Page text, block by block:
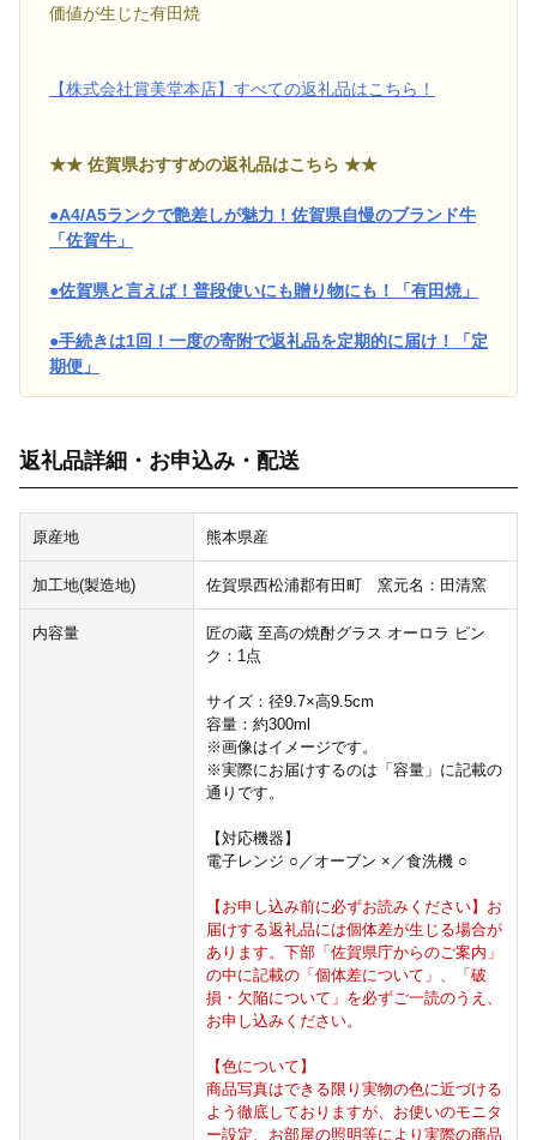
価値が生じた有田焼
【株式会社賞美堂本店】すべての返礼品はこちら！
★★ 佐賀県おすすめの返礼品はこちら ★★
●A4/A5ランクで艶差しが魅力！佐賀県自慢のブランド牛
「佐賀牛」
●佐賀県と言えば！普段使いにも贈り物にも！「有田焼」
●手続きは1回！一度の寄附で返礼品を定期的に届け！「定
期便」
返礼品詳細・お申込み・配送
原産地 熊本県産
加工地(製造地) 佐賀県西松浦郡有田町 窯元名：田清窯
内容量
匠の蔵 至高の焼酎グラス オーロラ ピン
ク：1点
サイズ：径9.7×高9.5cm
容量：約300ml
※画像はイメージです。
※実際にお届けするのは「容量」に記載の
通りです。
【対応機器】
電子レンジ ○／オーブン ×／食洗機 ○
【お申し込み前に必ずお読みください】お
届けする返礼品には個体差が生じる場合が
あります。下部「佐賀県庁からのご案内」
の中に記載の「個体差について」、「破
損・欠陥について」を必ずご一読のうえ、
お申し込みください。
【色について】
商品写真はできる限り実物の色に近づける
よう徹底しておりますが、お使いのモニタ
ー設定、お部屋の照明等により実際の商品